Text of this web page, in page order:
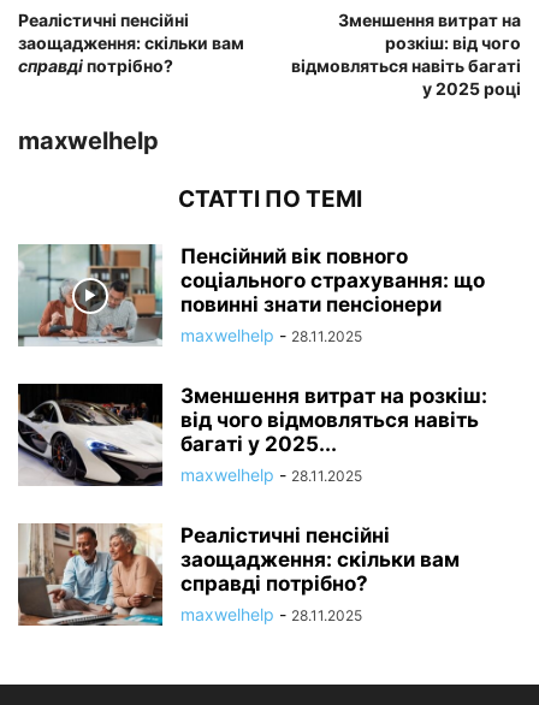
Реалістичні пенсійні
заощадження: скільки вам
справдіпотрібно?
Зменшення витрат на
розкіш: від чого
відмовляться навіть багаті
у 2025 році
maxwelhelp
СТАТТІ ПО ТЕМІ
Пенсійний вік повного
соціального страхування: що
повинні знати пенсіонери
maxwelhelp - 28.11.2025
Зменшення витрат на розкіш:
від чого відмовляться навіть
багаті у 2025...
maxwelhelp - 28.11.2025
Реалістичні пенсійні
заощадження: скільки вам
справді потрібно?
maxwelhelp - 28.11.2025